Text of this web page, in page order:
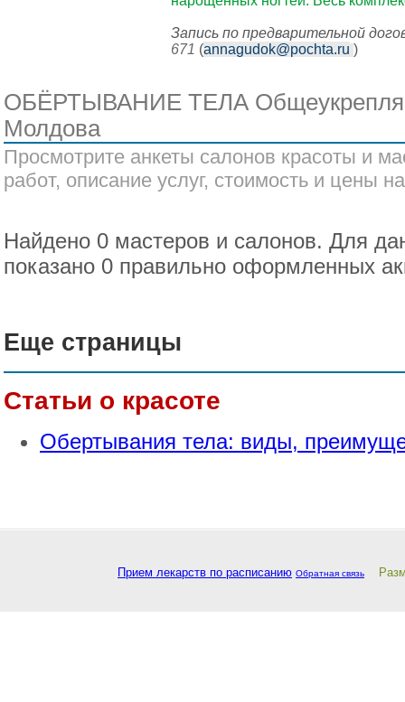
Запись по предварительной
671 (annagudok@pochta.ru )
ОБЁРТЫВАНИЕ ТЕЛА
Молдова
Просмотрите анкеты салонов красоты и
работ, описание услуг, стоимость и цены
Найдено 0 мастеров и салонов. Для
показано 0 правильно оформленных
Еще страницы
Статьи о красоте
Обертывания тела: виды,
Прием лекарств по расписанию Обратная связь